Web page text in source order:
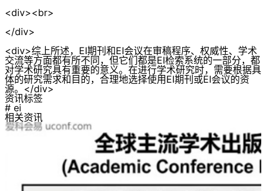
<div><br>
</div>
<div>综上所述，EI期刊和EI会议在审稿程序、权威性、学术
交流等方面都有所不同，但它们都是EI检索系统的一部分，都
对学术研究具有重要的意义。在进行学术研究时，需要根据具
体的研究需求和目的，合理地选择使用EI期刊或EI会议的资
源。</div>
资讯标签
# ei
相关资讯